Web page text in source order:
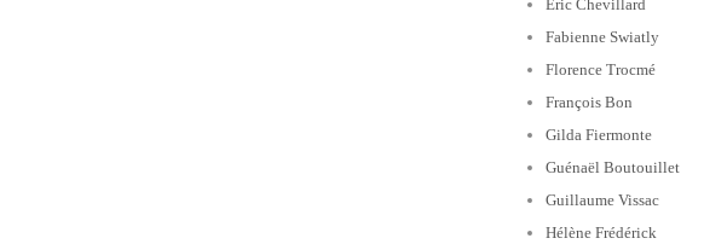
Eric Chevillard
Fabienne Swiatly
Florence Trocmé
François Bon
Gilda Fiermonte
Guénaël Boutouillet
Guillaume Vissac
Hélène Frédérick